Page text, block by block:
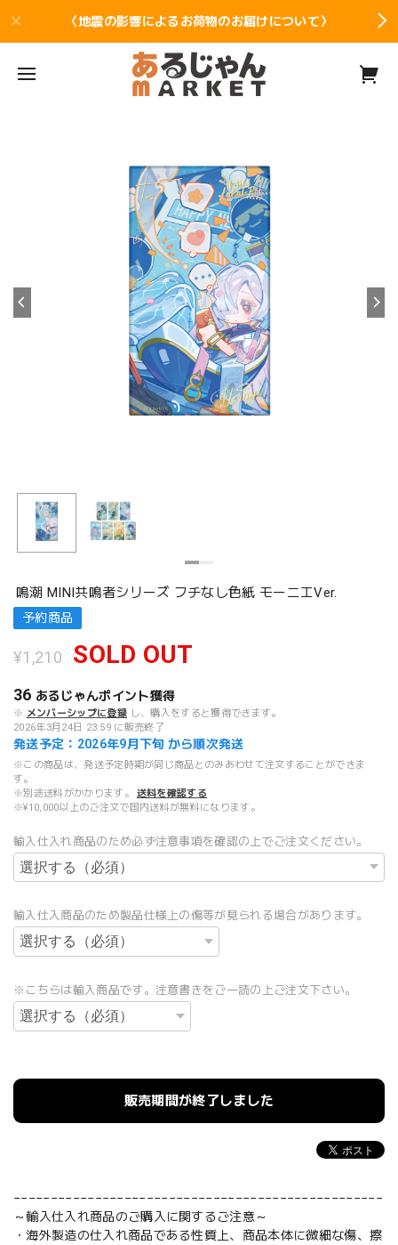
〈地震の影響によるお荷物のお届けについて〉
鳴潮 MINI共鳴者シリーズ フチなし色紙 モーニエVer.
予約商品
¥1,210 SOLD OUT
36 あるじゃんポイント獲得
※ メンバーシップに登録 し、購入をすると獲得できます。
2026年3月24日 23:59 に販売終了
発送予定：2026年9月下旬 から順次発送
※この商品は、発送予定時期が同じ商品とのみあわせて注文することができま
す。
※別途送料がかかります。
送料を確認する
※¥10,000以上のご注文で国内送料が無料になります。
輸入仕入れ商品のため必ず注意事項を確認の上でご注文ください。
輸入仕入商品のため製品仕様上の傷等が見られる場合があります。
※こちらは輸入商品です。注意書きをご一読の上ご注文下さい。
販売期間が終了しました
−−−−−−−−−−−−−−−−−−−−−−−−−−−−−−−−−−−−−−−−−−−−−−−−−−
～輸入仕入れ商品のご購入に関するご注意～
・海外製造の仕入れ商品である性質上、商品本体に微細な傷、擦